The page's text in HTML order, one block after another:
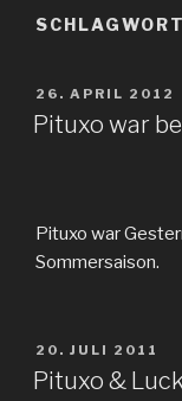
AM
26. APRIL 2012
Pituxo war
Pituxo war
Sommersaison.
AM
20. JULI 2011
Pituxo &